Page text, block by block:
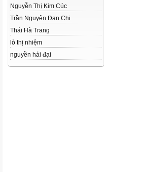
Nguyễn Thị Kim Cúc
Trần Nguyên Đan Chi
Thái Hà Trang
lò thị nhiệm
nguyền hải đại